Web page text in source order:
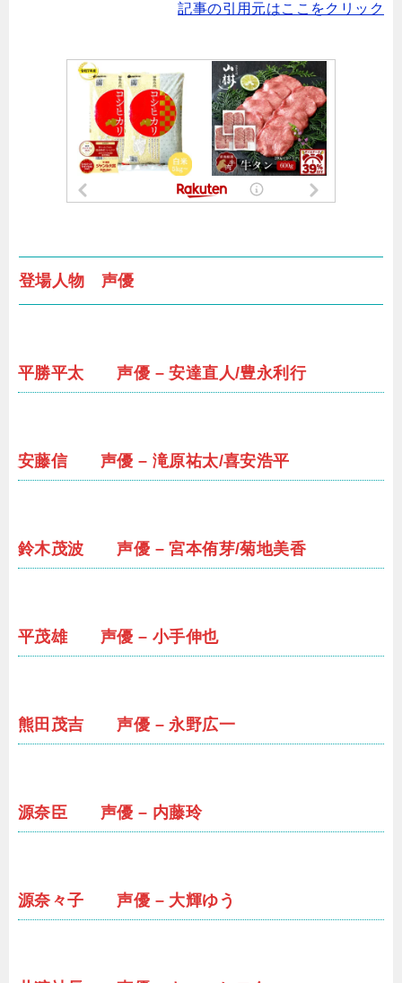
記事の引用元はここをクリック
登場人物 声優
平勝平太 声優 – 安達直人/豊永利行
安藤信 声優 – 滝原祐太/喜安浩平
鈴木茂波 声優 – 宮本侑芽/菊地美香
平茂雄 声優 – 小手伸也
熊田茂吉 声優 – 永野広一
源奈臣 声優 – 内藤玲
源奈々子 声優 – 大輝ゆう